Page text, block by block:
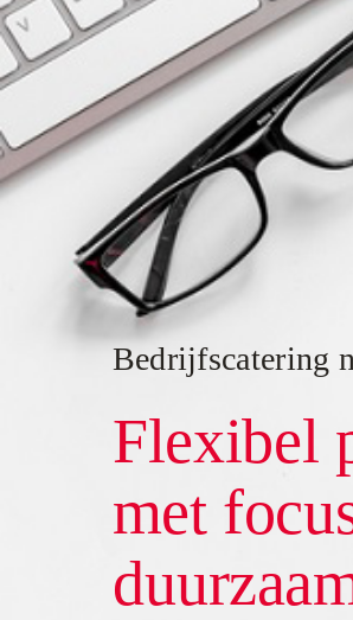
Bedrijfscatering
Flexibel
met